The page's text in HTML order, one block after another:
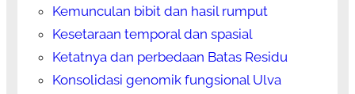
Kemunculan bibit dan hasil rumput
Kesetaraan temporal dan spasial
Ketatnya dan perbedaan Batas Residu
Konsolidasi genomik fungsional Ulva